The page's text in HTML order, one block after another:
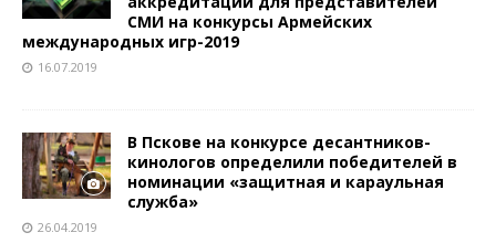
СМИ на конкурсы Армейских
международных игр-2019
16.07.2019
В Пскове на конкурсе десантников-
кинологов определили победителей в
номинации «защитная и караульная
служба»
26.04.2019